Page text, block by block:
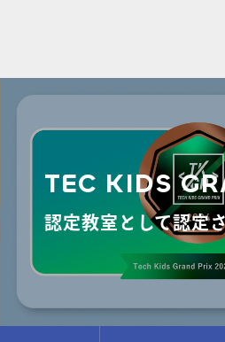
TEC KIDS
認定教室として認定